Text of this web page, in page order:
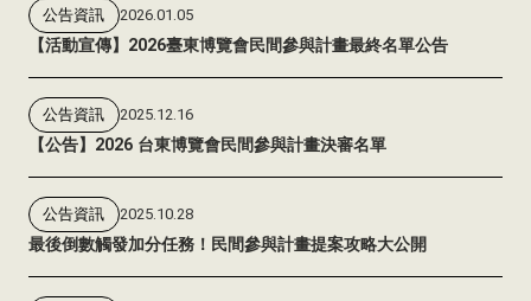
公告資訊 2026.01.05
【活動宣傳】2026臺東博覽會民間參與計畫最終名單公告
公告資訊 2025.12.16
【公告】2026 台東博覽會民間參與計畫決審名單
公告資訊 2025.10.28
最後倒數觸發加分任務！民間參與計畫提案攻略大公開